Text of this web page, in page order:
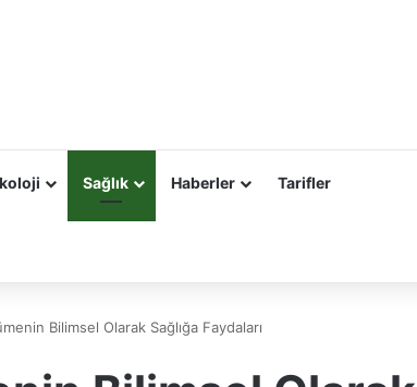
Sağlık Haberler Tarifler
Bilimsel Olarak Sağlığa Faydaları